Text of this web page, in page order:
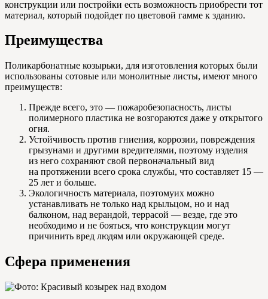
конструкции или постройки есть возможность приобрести тот
материал, который подойдет по цветовой гамме к зданию.
Преимущества
Поликарбонатные козырьки, для изготовления которых были
использованы сотовые или монолитные листы, имеют много
преимуществ:
Прежде всего, это — пожаробезопасность, листы
полимерного пластика не возгораются даже у открытого
огня.
Устойчивость против гниения, коррозии, повреждения
грызунами и другими вредителями, поэтому изделия
из него сохраняют свой первоначальный вид
на протяжении всего срока службы, что составляет 15 —
25 лет и больше.
Экологичность материала, поэтомуих можно
устанавливать не только над крыльцом, но и над
балконом, над верандой, террасой — везде, где это
необходимо и не бояться, что конструкции могут
причинить вред людям или окружающей среде.
Сфера применения